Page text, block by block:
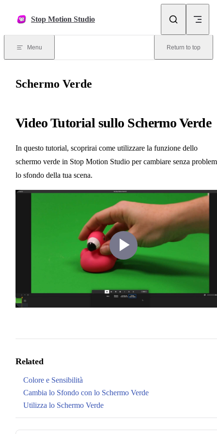
Stop Motion Studio
Menu Return to top
Schermo Verde
Video Tutorial sullo Schermo Verde
In questo tutorial, scoprirai come utilizzare la funzione dello
schermo verde in Stop Motion Studio per cambiare senza
lo sfondo della tua scena.
Play
Video
Related
Colore e Sensibilità
Cambia lo Sfondo con lo Schermo Verde
Utilizza lo Schermo Verde